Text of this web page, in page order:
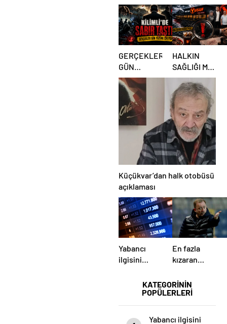
KATEGORİNİN
POPÜLERLERİ
Yabancı ilgisini
GERÇEKLER
GÜN
YÜZÜNE
ÇIKIYOR:
KİLİMLİ’DE
SABIR
TAŞTI!
HALKIN
SAĞLIĞI MI,
RANT MI?
KİLİMLİ’DE
TEPKİ
ÇEKEN
ZİYARET!
Küçükvar’dan halk otobüsü
açıklaması
Yabancı
ilgisini
çeken yerli
hisseler
En fazla
kızaran
Antalyaspor!
Tam 5
futbolcu….